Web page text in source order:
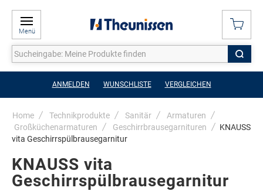
Menü
ANMELDEN WUNSCHLISTE VERGLEICHEN
Home Technikprodukte Sanitär
Armaturen
Großküchenarmaturen
Geschirrbrausegarnituren
KNAUSS
vita Geschirrspülbrausegarnitur
KNAUSS vita
Geschirrspülbrausegarnitur